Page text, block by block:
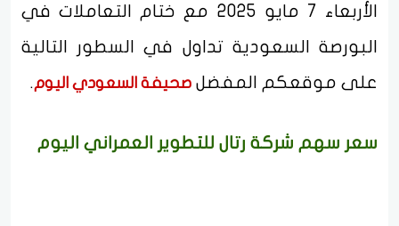
الأربعاء 7 مايو 2025 مع ختام التعاملات في
البورصة السعودية تداول في السطور التالية
على موقعكم المفضل صحيفة السعودي اليوم.
سعر سهم شركة رتال للتطوير العمراني اليوم